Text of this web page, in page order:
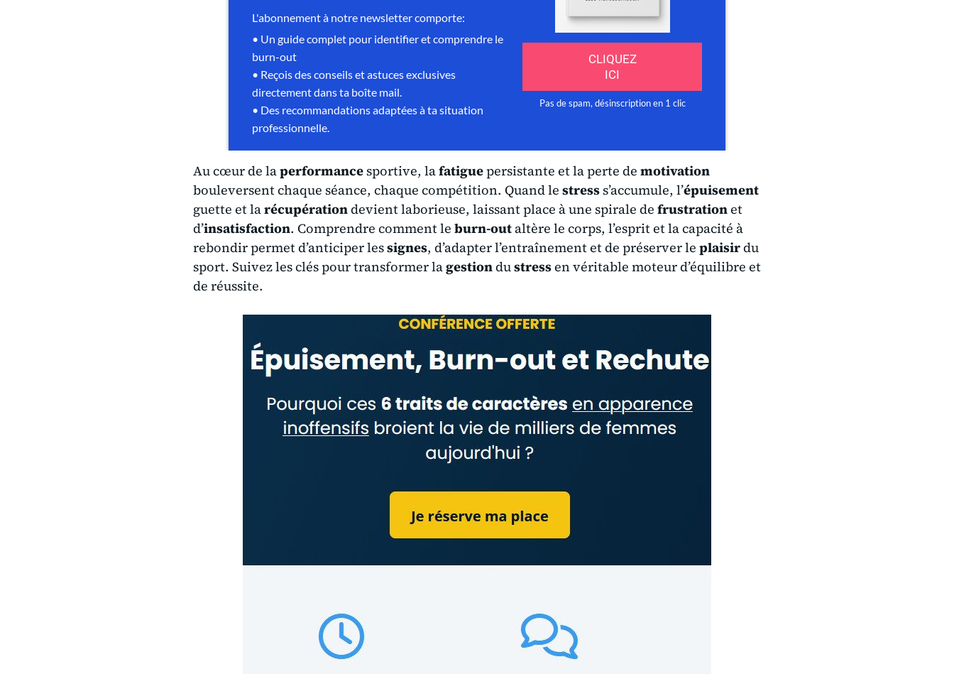
Au cœur de laperformance sportive, lafatiguepersistante et la perte de motivation
bouleversent chaque séance, chaque compétition. Quand le stress s’accumule, l’épuisement
guette et larécupérationdevient laborieuse, laissant place à une spirale de frustrationet
d’insatisfaction. Comprendre comment le burn-out altère le corps, l’esprit et la capacité à
rebondir permet d’anticiper lessignes, d’adapter l’entraînement et de préserver le plaisirdu
sport. Suivez les clés pour transformer lagestiondustressen véritable moteur d’équilibre et
de réussite.